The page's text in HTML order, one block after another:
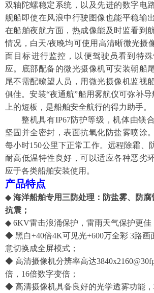
双轴陀螺稳定系统 ， 以及 先进的数字电
舰船即使在风浪中行驶图像也能平稳输
在船舶夜航方面， 热成像能及时监看到
情况，白天/夜晚均可使用高清晰微光摄
面目标进行监控，
以便驾驶员看到特
应。底部配备的微光摄像机可安装朝船
尾不需配瞭望人员，用微光摄像机监视
俱佳。安装“夜通航”船用雾航仪可弥补导
上的短板， 是船舶安全航行的得力助手。
整机具有IP67防护等级，机体由镁
坚固并全密封，表面抗氧化防盐雾喷涂
每小时1 50公里下正常工作。远程除霜、
耐高低温特性良好，可以适应各种恶劣
应于各类船舶安装使用。
产品特点
◆ 海洋船舶专用三防处理：防盐雾、防腐
抗震；
◆ 6KV雷击浪涌保护，雷雨天气保护更佳
◆ 黑白+40倍4K可见光+600万全彩 3路画
意切换成全屏模式 ；
◆ 高清摄像机分辨率高达
倍， 16倍数字变倍 ；
◆ 高清摄像机具备良好的光学透雾功能